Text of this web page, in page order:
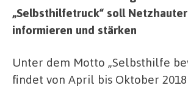
„Selbsthilfetruck“ soll
informieren und stärken
Unter dem Motto „Selbsthilfe
findet von April bis Oktober